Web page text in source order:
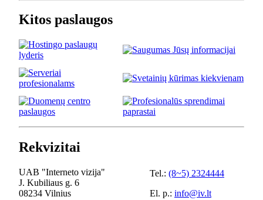
Kitos paslaugos
Rekvizitai
UAB "Interneto vizija"
J. Kubiliaus g. 6
08234 Vilnius
Tel.: (8~5) 2324444
El. p.: info@iv.lt